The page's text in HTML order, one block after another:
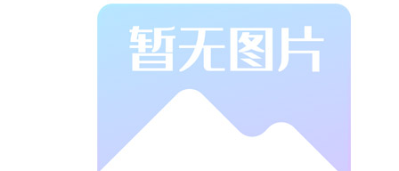
良好的缓冲性
能，能够有效